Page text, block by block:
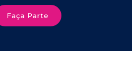
Faça Parte